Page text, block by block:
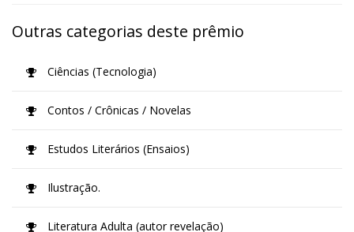
Outras categorias deste prêmio
Ciências (Tecnologia)
Contos / Crônicas / Novelas
Estudos Literários (Ensaios)
Ilustração.
Literatura Adulta (autor revelação)